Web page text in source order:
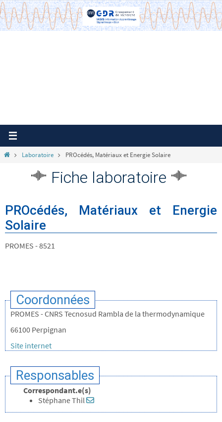
Passer
vers
le
HomeLaboratoire PROcédés, Matériaux et Energie Solaire
Fiche laboratoire
PROcédés, Matériaux et Energie
Solaire
PROMES - 8521
Coordonnées
PROMES - CNRS Tecnosud Rambla de la thermodynamique
66100 Perpignan
Site internet
Responsables
Correspondant.e(s)
Stéphane Thil